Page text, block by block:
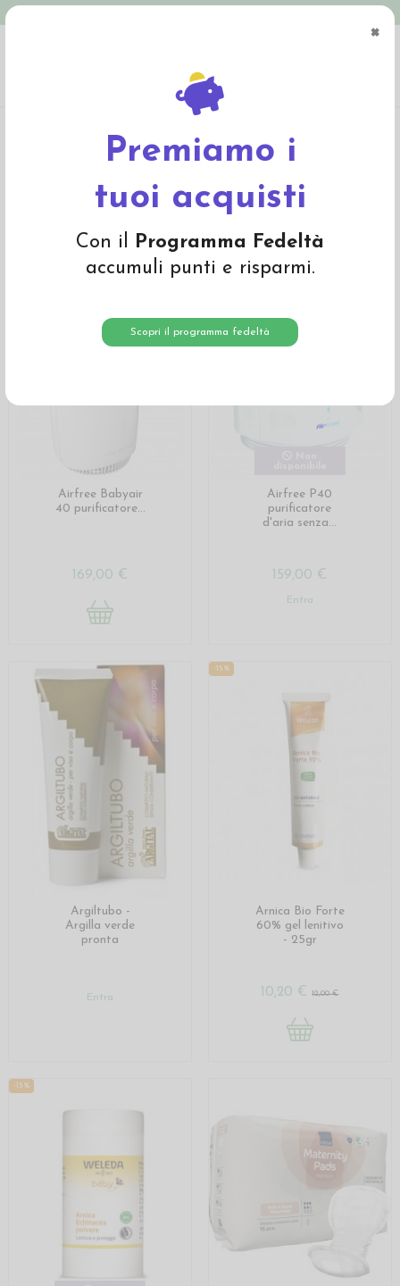
×
Premiamo i
tuoi acquisti
Con il Programma Fedeltà
accumuli punti e risparmi.
Scopri il programma fedeltà
Mamma e Bambino
Airfree Babyair
40 purificatore...
169,00 €
Airfree P40
purificatore
d'aria senza...
159,00 €
Entra
Argiltubo -
Argilla verde
pronta
Entra
-15%
Arnica Bio Forte
60% gel lenitivo
- 25gr
10,20 €12,00 €
-15%